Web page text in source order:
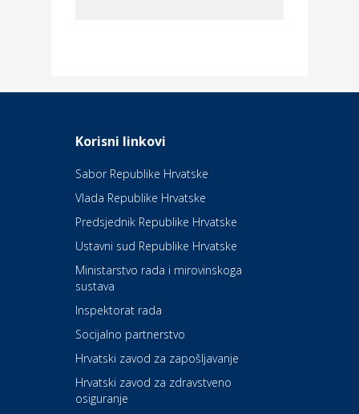
Daruvarske toplice – ljekovita
Kultura i edukacija
Kazalište Kerempuh
Kultura i edukacija
Kazalište ZKM
Auto-moto i tehnika
Zdravlje i osiguranje
Korisni linkovi
Sabor Republike Hrvatske
Vlada Republike Hrvatske
Predsjednik Republike Hrvatske
Ustavni sud Republike Hrvatske
Ministarstvo rada i mirovinskoga
sustava
Inspektorat rada
Socijalno partnerstvo
Hrvatski zavod za zapošljavanje
Hrvatski zavod za zdravstveno
osiguranje